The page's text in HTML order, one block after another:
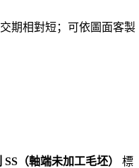
期相對短；可依圖面客製
（軸端未加工毛坯）
標